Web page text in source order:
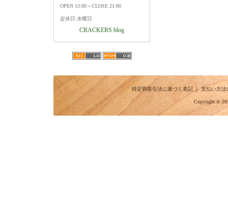
OPEN 13:00～CLOSE 21:00
定休日:水曜日
CRACKERS blog
特定商取引法に基づく表記｜支払い方法
Copyright ©